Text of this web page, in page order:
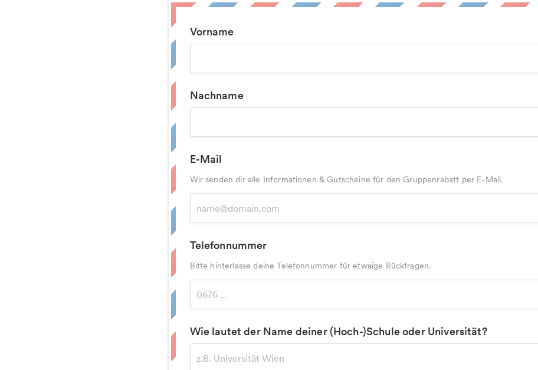
Vorname
Nachname
E-Mail
Wir senden dir alle Informationen & Gutscheine für den Gruppenrabatt per E-Mail.
Telefonnummer
Bitte hinterlasse deine Telefonnummer für etwaige Rückfragen.
Wie lautet der Name deiner (Hoch-)Schule oder Universität?